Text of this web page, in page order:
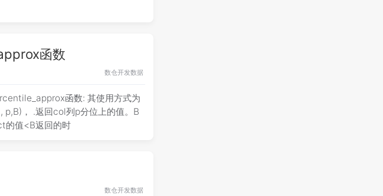
函数
数仓开发数据
函数: 其使用方式为
， .返回col列p分位上的值。B
的值<B返回的时
数仓开发数据